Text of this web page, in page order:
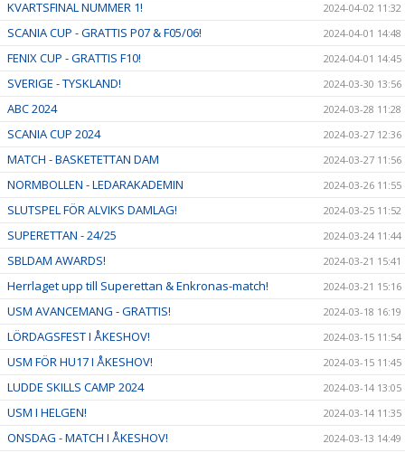
KVARTSFINAL NUMMER 1! 2024-04-02 11:32
SCANIA CUP - GRATTIS P07 & F05/06! 2024-04-01 14:48
FENIX CUP - GRATTIS F10! 2024-04-01 14:45
SVERIGE - TYSKLAND! 2024-03-30 13:56
ABC 2024 2024-03-28 11:28
SCANIA CUP 2024 2024-03-27 12:36
MATCH - BASKETETTAN DAM 2024-03-27 11:56
NORMBOLLEN - LEDARAKADEMIN 2024-03-26 11:55
SLUTSPEL FÖR ALVIKS DAMLAG! 2024-03-25 11:52
SUPERETTAN - 24/25 2024-03-24 11:44
SBLDAM AWARDS! 2024-03-21 15:41
Herrlaget upp till Superettan & Enkronas-match! 2024-03-21 15:16
USM AVANCEMANG - GRATTIS! 2024-03-18 16:19
LÖRDAGSFEST I ÅKESHOV! 2024-03-15 11:54
USM FÖR HU17 I ÅKESHOV! 2024-03-15 11:45
LUDDE SKILLS CAMP 2024 2024-03-14 13:05
USM I HELGEN! 2024-03-14 11:35
ONSDAG - MATCH I ÅKESHOV! 2024-03-13 14:49